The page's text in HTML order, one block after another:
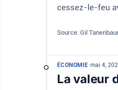
cessez-le-feu
Source: Gil
ÉCONOMIE•mai 4,
La valeur